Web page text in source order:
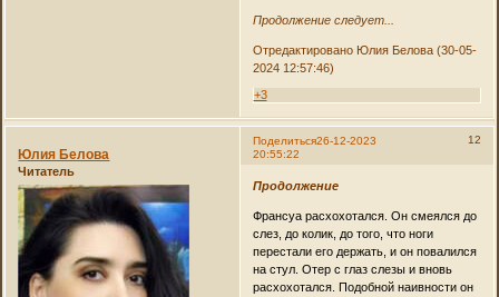
Продолжение следует...
Отредактировано Юлия Белова (30-05-
2024 12:57:46)
+3
Поделиться 12
26-12-2023
20:55:22
Юлия Белова
Читатель
Продолжение
Франсуа расхохотался. Он смеялся до
слез, до колик, до того, что ноги
перестали его держать, и он повалился
на стул. Отер с глаз слезы и вновь
расхохотался. Подобной наивности он